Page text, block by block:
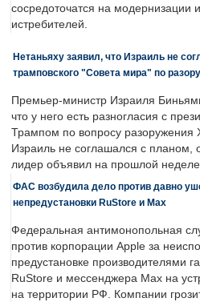
сосредоточатся на модернизации
истребителей.
Нетаньяху заявил, что Израиль не
трамповского "Совета мира" по
Премьер-министр Израиля
что у него есть разногласия с
Трампом по вопросу
Израиль не соглашался с планом,
лидер объявил на прошлой
ФАС возбудила дело против давно
непредустановки RuStore и Max
Федеральная антимонопольная
против корпорации Apple за
предустановке производителями
RuStore и мессенджера Max на
на территории РФ. Компании